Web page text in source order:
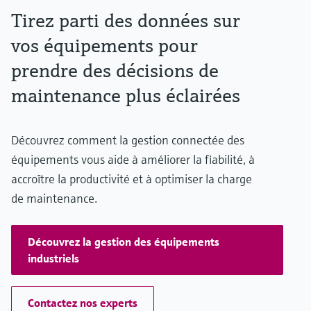
Tirez parti des données sur
vos équipements pour
prendre des décisions de
maintenance plus éclairées
Découvrez comment la gestion connectée des
équipements vous aide à améliorer la fiabilité, à
accroître la productivité et à optimiser la charge
de maintenance.
Découvrez la gestion des équipements
industriels
Contactez nos experts